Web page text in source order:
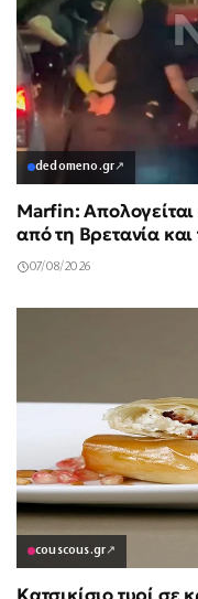
dedomeno.gr↗
Marfin:
από τη Βρετανία
07/08/2026
couscous.gr↗